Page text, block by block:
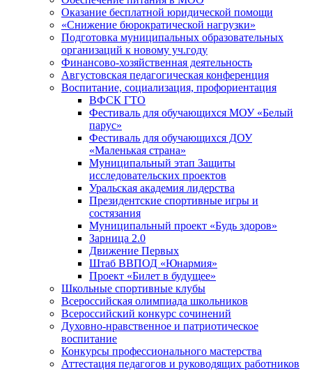
Оказание бесплатной юридической помощи
«Снижение бюрократической нагрузки»
Подготовка муниципальных образовательных
организаций к новому уч.году
Финансово-хозяйственная деятельность
Августовская педагогическая конференция
Воспитание, социализация, профориентация
ВФСК ГТО
Фестиваль для обучающихся МОУ «Белый
парус»
Фестиваль для обучающихся ДОУ
«Маленькая страна»
Муниципальный этап Защиты
исследовательских проектов
Уральская академия лидерства
Президентские спортивные игры и
состязания
Муниципальный проект «Будь здоров»
Зарница 2.0
Движение Первых
Штаб ВВПОД «Юнармия»
Проект «Билет в будущее»
Школьные спортивные клубы
Всероссийская олимпиада школьников
Всероссийский конкурс сочинений
Духовно-нравственное и патриотическое
воспитание
Конкурсы профессионального мастерства
Аттестация педагогов и руководящих работников